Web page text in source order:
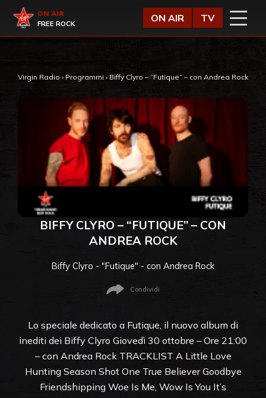
Virgin Radio
ON AIR
FREE ROCK
ON AIR TV
Virgin Radio › Programmi › Biffy Clyro – “Futique” – con Andrea Rock
BIFFY CLYRO – “FUTIQUE” – CON
ANDREA ROCK
Biffy Clyro - "Futique" - con Andrea Rock
Condividi
Lo speciale dedicato a Futique, il nuovo album di
inediti dei Biffy Clyro Giovedì 30 ottobre – Ore 21:00
– con Andrea Rock TRACKLIST A Little Love
Hunting Season Shot One True Believer Goodbye
Friendshipping Woe Is Me, Wow Is You It’s